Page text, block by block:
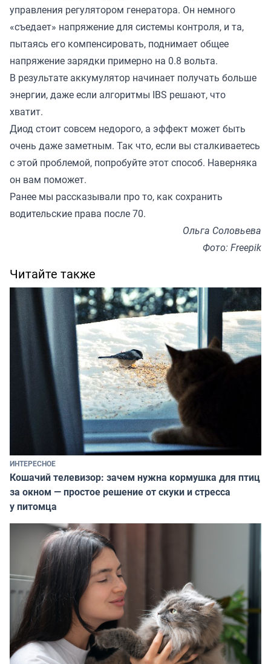
управления регулятором генератора. Он немного
«съедает» напряжение для системы контроля, и та,
пытаясь его компенсировать, поднимает общее
напряжение зарядки примерно на 0.8 вольта.
В результате аккумулятор начинает получать больше
энергии, даже если алгоритмы IBS решают, что
хватит.
Диод стоит совсем недорого, а эффект может быть
очень даже заметным. Так что, если вы сталкиваетесь
с этой проблемой, попробуйте этот способ. Наверняка
он вам поможет.
Ранее мы рассказывали про то, как сохранить
водительские права после 70.
Ольга Соловьева
Фото: Freepik
Читайте также
ИНТЕРЕСНОЕ
Кошачий телевизор: зачем нужна кормушка для птиц
за окном — простое решение от скуки и стресса
у питомца